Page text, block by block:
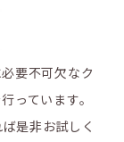
要不可欠なク
っています。
是非お試しく